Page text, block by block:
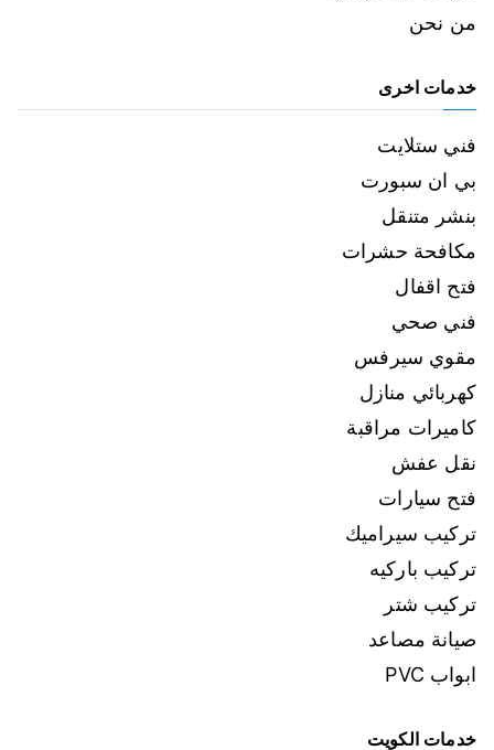
من نحن
خدمات اخرى
فني ستلايت
بي ان سبورت
بنشر متنقل
مكافحة حشرات
فتح اقفال
فني صحي
مقوي سيرفس
كهربائي منازل
كاميرات مراقبة
نقل عفش
فتح سيارات
تركيب سيراميك
تركيب باركيه
تركيب شتر
صيانة مصاعد
ابواب PVC
خدمات الكويت